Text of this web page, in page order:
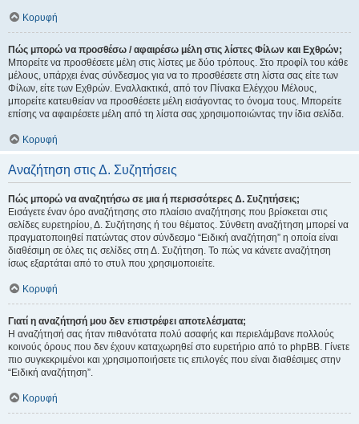
Κορυφή
Πώς μπορώ να προσθέσω / αφαιρέσω μέλη στις λίστες Φίλων και Εχθρών;
Μπορείτε να προσθέσετε μέλη στις λίστες με δύο τρόπους. Στο προφίλ του κάθε
μέλους, υπάρχει ένας σύνδεσμος για να το προσθέσετε στη λίστα σας είτε των
Φίλων, είτε των Εχθρών. Εναλλακτικά, από τον Πίνακα Ελέγχου Μέλους,
μπορείτε κατευθείαν να προσθέσετε μέλη εισάγοντας το όνομα τους. Μπορείτε
επίσης να αφαιρέσετε μέλη από τη λίστα σας χρησιμοποιώντας την ίδια σελίδα.
Κορυφή
Αναζήτηση στις Δ. Συζητήσεις
Πώς μπορώ να αναζητήσω σε μια ή περισσότερες Δ. Συζητήσεις;
Εισάγετε έναν όρο αναζήτησης στο πλαίσιο αναζήτησης που βρίσκεται στις
σελίδες ευρετηρίου, Δ. Συζήτησης ή του θέματος. Σύνθετη αναζήτηση μπορεί να
πραγματοποιηθεί πατώντας στον σύνδεσμο “Ειδική αναζήτηση” η οποία είναι
διαθέσιμη σε όλες τις σελίδες στη Δ. Συζήτηση. Το πώς να κάνετε αναζήτηση
ίσως εξαρτάται από το στυλ που χρησιμοποιείτε.
Κορυφή
Γιατί η αναζήτησή μου δεν επιστρέφει αποτελέσματα;
Η αναζήτησή σας ήταν πιθανότατα πολύ ασαφής και περιελάμβανε πολλούς
κοινούς όρους που δεν έχουν καταχωρηθεί στο ευρετήριο από το phpBB. Γίνετε
πιο συγκεκριμένοι και χρησιμοποιήσετε τις επιλογές που είναι διαθέσιμες στην
“Ειδική αναζήτηση”.
Κορυφή